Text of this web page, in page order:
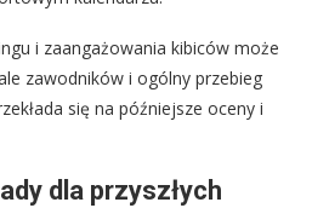
i zaangażowania kibiców może
zawodników i ogólny przebieg
się na późniejsze oceny i
dla przyszłych